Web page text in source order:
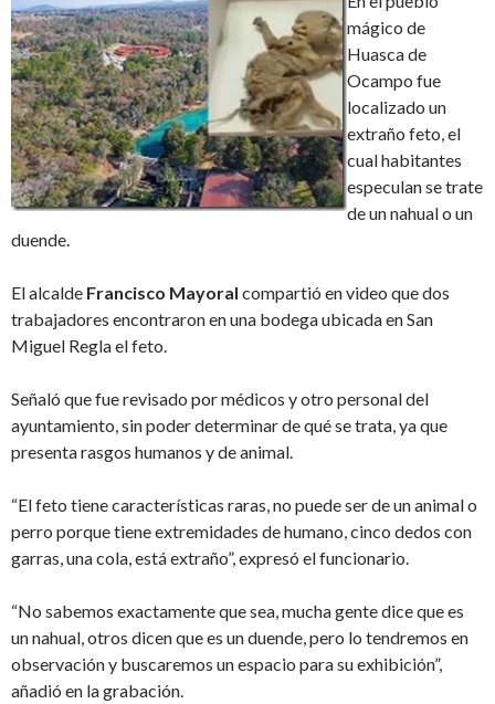
mágico de
Huasca de
Ocampo fue
localizado un
extraño feto, el
cual habitantes
especulan se trate
de un nahual o un
duende.
El alcalde Francisco Mayoral compartió en video que dos
trabajadores encontraron en una bodega ubicada en San
Miguel Regla el feto.
Señaló que fue revisado por médicos y otro personal del
ayuntamiento, sin poder determinar de qué se trata, ya que
presenta rasgos humanos y de animal.
“El feto tiene características raras, no puede ser de un animal o
perro porque tiene extremidades de humano, cinco dedos con
garras, una cola, está extraño”, expresó el funcionario.
“No sabemos exactamente que sea, mucha gente dice que es
un nahual, otros dicen que es un duende, pero lo tendremos en
observación y buscaremos un espacio para su exhibición”,
añadió en la grabación.